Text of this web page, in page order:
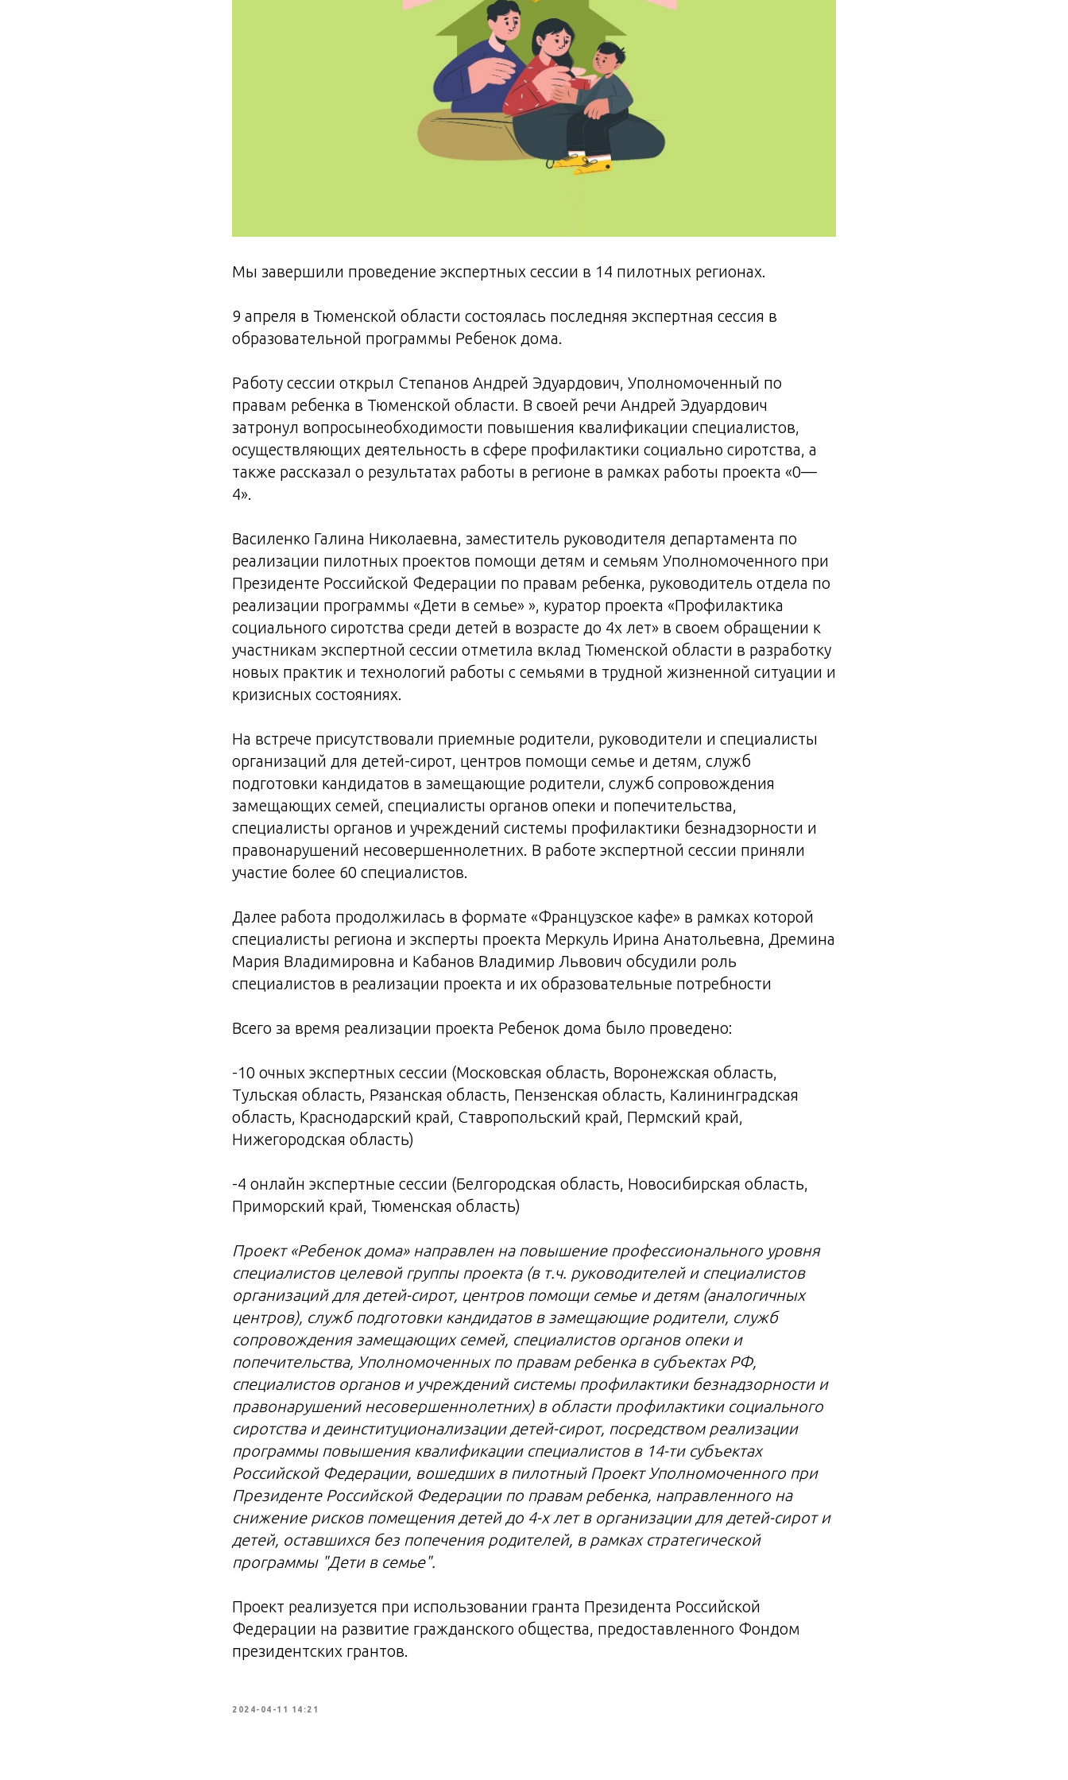
Мы завершили проведение экспертных сессии в 14 пилотных регионах.
9 апреля в Тюменской области состоялась последняя экспертная сессия в
образовательной программы Ребенок дома.
Работу сессии открыл Степанов Андрей Эдуардович, Уполномоченный по
правам ребенка в Тюменской области. В своей речи Андрей Эдуардович
затронул вопросынеобходимости повышения квалификации специалистов,
осуществляющих деятельность в сфере профилактики социально сиротства, а
также рассказал о результатах работы в регионе в рамках работы проекта «0—
4».
Василенко Галина Николаевна, заместитель руководителя департамента по
реализации пилотных проектов помощи детям и семьям Уполномоченного при
Президенте Российской Федерации по правам ребенка, руководитель отдела по
реализации программы «Дети в семье» », куратор проекта «Профилактика
социального сиротства среди детей в возрасте до 4х лет» в своем обращении к
участникам экспертной сессии отметила вклад Тюменской области в разработку
новых практик и технологий работы с семьями в трудной жизненной ситуации и
кризисных состояниях.
На встрече присутствовали приемные родители, руководители и специалисты
организаций для детей-сирот, центров помощи семье и детям, служб
подготовки кандидатов в замещающие родители, служб сопровождения
замещающих семей, специалисты органов опеки и попечительства,
специалисты органов и учреждений системы профилактики безнадзорности и
правонарушений несовершеннолетних. В работе экспертной сессии приняли
участие более 60 специалистов.
Далее работа продолжилась в формате «Французское кафе» в рамках которой
специалисты региона и эксперты проекта Меркуль Ирина Анатольевна, Дремина
Мария Владимировна и Кабанов Владимир Львович обсудили роль
специалистов в реализации проекта и их образовательные потребности
Всего за время реализации проекта Ребенок дома было проведено:
-10 очных экспертных сессии (Московская область, Воронежская область,
Тульская область, Рязанская область, Пензенская область, Калининградская
область, Краснодарский край, Ставропольский край, Пермский край,
Нижегородская область)
-4 онлайн экспертные сессии (Белгородская область, Новосибирская область,
Приморский край, Тюменская область)
Проект «Ребенок дома» направлен на повышение профессионального уровня
специалистов целевой группы проекта (в т.ч. руководителей и специалистов
организаций для детей-сирот, центров помощи семье и детям (аналогичных
центров), служб подготовки кандидатов в замещающие родители, служб
сопровождения замещающих семей, специалистов органов опеки и
попечительства, Уполномоченных по правам ребенка в субъектах РФ,
специалистов органов и учреждений системы профилактики безнадзорности и
правонарушений несовершеннолетних) в области профилактики социального
сиротства и деинституционализации детей-сирот, посредством реализации
программы повышения квалификации специалистов в 14-ти субъектах
Российской Федерации, вошедших в пилотный Проект Уполномоченного при
Президенте Российской Федерации по правам ребенка, направленного на
снижение рисков помещения детей до 4-х лет в организации для детей-сирот и
детей, оставшихся без попечения родителей, в рамках стратегической
программы "Дети в семье".
Проект реализуется при использовании гранта Президента Российской
Федерации на развитие гражданского общества, предоставленного Фондом
президентских грантов.
2024-04-11 14:21